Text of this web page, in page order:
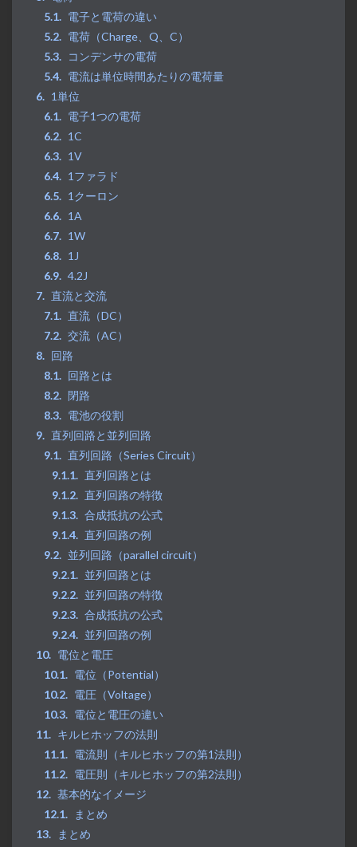
電子と電荷の違い
電荷（Charge、Q、C）
コンデンサの電荷
電流は単位時間あたりの電荷量
1単位
電子1つの電荷
1C
1V
1ファラド
1クーロン
1A
1W
1J
4.2J
直流と交流
直流（DC）
交流（AC）
回路
回路とは
閉路
電池の役割
直列回路と並列回路
直列回路（Series Circuit）
直列回路とは
直列回路の特徴
合成抵抗の公式
直列回路の例
並列回路（parallel circuit）
並列回路とは
並列回路の特徴
合成抵抗の公式
並列回路の例
電位と電圧
電位（Potential）
電圧（Voltage）
電位と電圧の違い
キルヒホッフの法則
電流則（キルヒホッフの第1法則）
電圧則（キルヒホッフの第2法則）
基本的なイメージ
まとめ
まとめ